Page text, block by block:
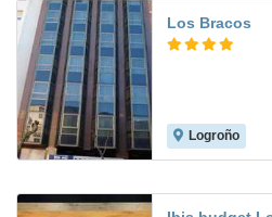
Los Bracos
Logroño